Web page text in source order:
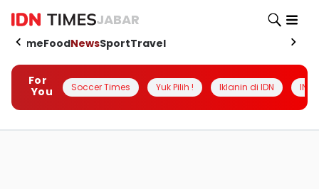
JABAR
HomeFoodNewsSportTravel
For
You
Soccer Times Yuk Pilih ! Iklanin di IDN